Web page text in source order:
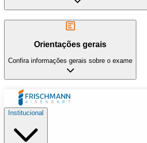
Orientações gerais
Confira informações gerais sobre o exame
Institucional